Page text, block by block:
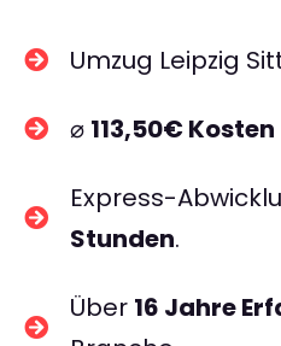
Umzug Leipzig
⌀ 113,50€ Kosten
Express-
Stunden.
Über 16 Jahre